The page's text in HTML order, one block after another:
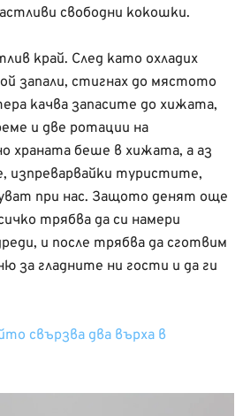
свободни кокошки.
край. След като охладих
запали, стигнах до мястото
качва запасите до хижата,
и две ротации на
храната беше в хижата, а аз
изпреварвайки туристите,
при нас. Защото денят още
трябва да си намери
и после трябва да сготвим
за гладните ни гости и да ги
свързва два върха в